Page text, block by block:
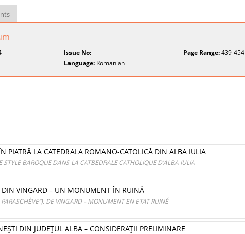
Issue No:- Page Range:439-454
Language: Romanian
PIATRĂ LA CATEDRALA ROMANO-CATOLICĂ DIN ALBA IULIA
STYLE BAROQUE DANS LA CATBEDRALE CATHOLIQUE D'ALBA IULIA
DIN VINGARD – UN MONUMENT ÎN RUINĂ
DE VINGARD – MONUMENT EN ETAT RUINÉ
DIN JUDEŢUL ALBA – CONSIDERAŢII PRELIMINARE